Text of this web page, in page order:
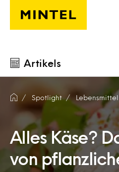
Skip to main content
Artikels
Spotlight
Alles Käse?
von